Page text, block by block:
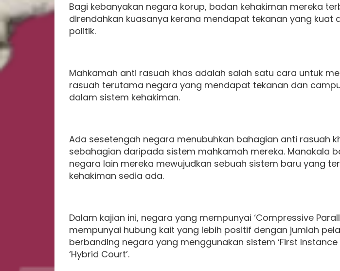
Bagi kebanyakan negara korup, badan kehakiman mereka
direndahkan kuasanya kerana mendapat tekanan yang kuat
politik.
Mahkamah anti rasuah khas adalah salah satu cara untuk
rasuah terutama negara yang mendapat tekanan dan
dalam sistem kehakiman.
Ada sesetengah negara menubuhkan bahagian anti rasuah
sebahagian daripada sistem mahkamah mereka. Manakala
negara lain mereka mewujudkan sebuah sistem baru yang
kehakiman sedia ada.
Dalam kajian ini, negara yang mempunyai ‘Compressive
mempunyai hubung kait yang lebih positif dengan jumlah
berbanding negara yang menggunakan sistem ‘First Instance
‘Hybrid Court’.